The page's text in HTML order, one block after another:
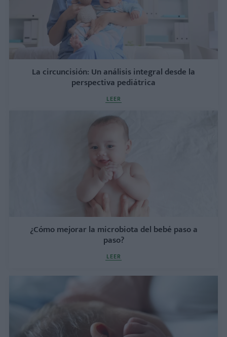
La circu​ncisión: Un análisis integral desde la
perspectiva pediátrica
LEER
¿Cómo mejorar la microbiota del bebé paso a
paso?
LEER